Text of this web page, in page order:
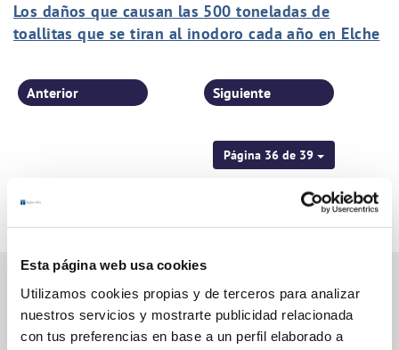
Esta página web usa cookies
Utilizamos cookies propias y de terceros para analizar
nuestros servicios y mostrarte publicidad relacionada
con tus preferencias en base a un perfil elaborado a
Los daños que causan las 500 toneladas de
toallitas que se tiran al inodoro cada año en Elche
Página 36 de 39
Anterior Siguiente
Gestiones Online